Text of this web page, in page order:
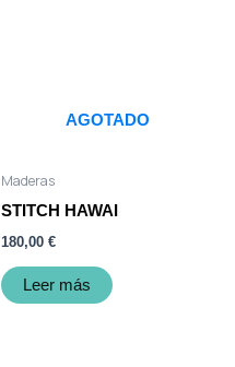
AGOTADO
Maderas
STITCH HAWAI
180,00 €
Leer más